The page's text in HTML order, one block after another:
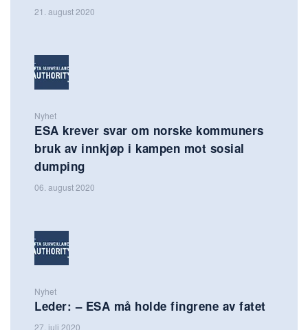
21. august 2020
Nyhet
ESA krever svar om norske kommuners
bruk av innkjøp i kampen mot sosial
dumping
06. august 2020
Nyhet
Leder: – ESA må holde fingrene av fatet
27. juli 2020